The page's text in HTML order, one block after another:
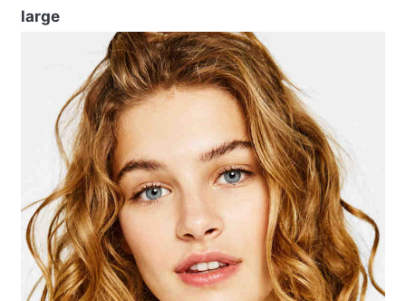
large